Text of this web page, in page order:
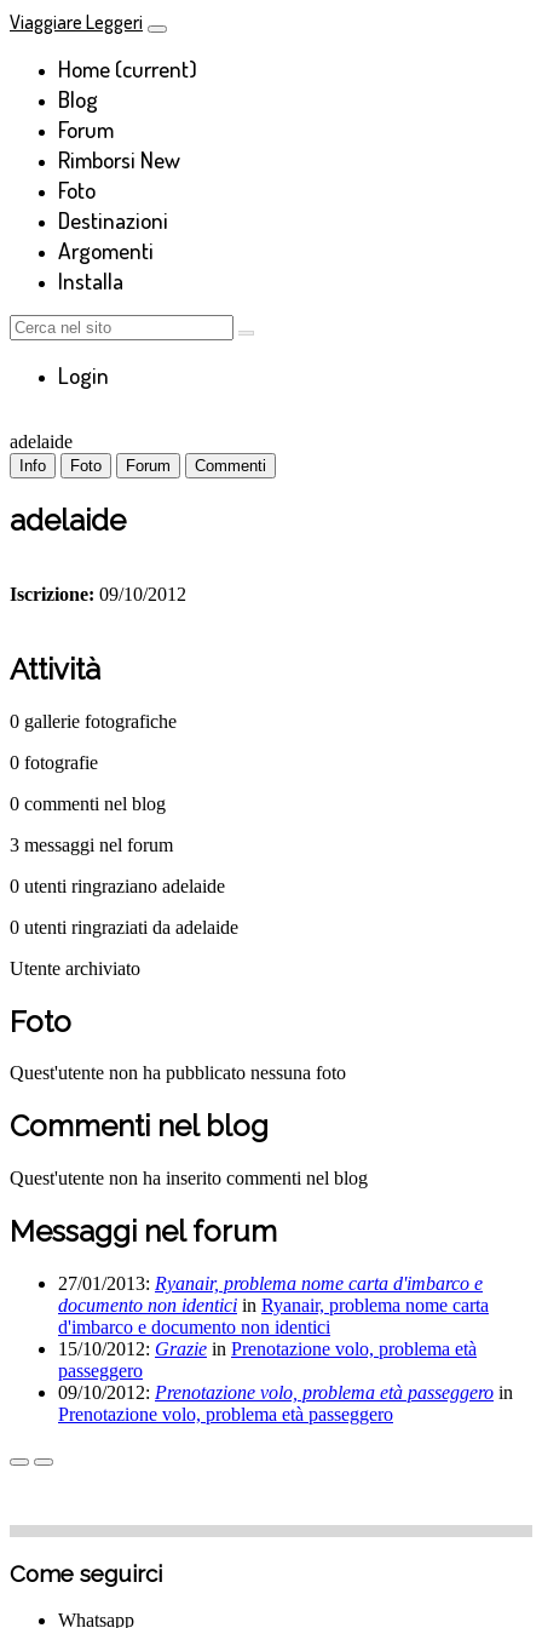
Viaggiare Leggeri
Home (current)
Blog
Forum
Rimborsi New
Foto
Destinazioni
Argomenti
Installa
Login
adelaide
Info Foto Forum Commenti
adelaide
Iscrizione: 09/10/2012
Attività
0 gallerie fotografiche
0 fotografie
0 commenti nel blog
3 messaggi nel forum
0 utenti ringraziano adelaide
0 utenti ringraziati da adelaide
Utente archiviato
Foto
Quest'utente non ha pubblicato nessuna foto
Commenti nel blog
Quest'utente non ha inserito commenti nel blog
Messaggi nel forum
27/01/2013: Ryanair, problema nome carta d'imbarco e
documento non identici in Ryanair, problema nome carta
d'imbarco e documento non identici
15/10/2012: Grazie in Prenotazione volo, problema età
passeggero
09/10/2012: Prenotazione volo, problema età passeggero in
Prenotazione volo, problema età passeggero
Come seguirci
Whatsapp